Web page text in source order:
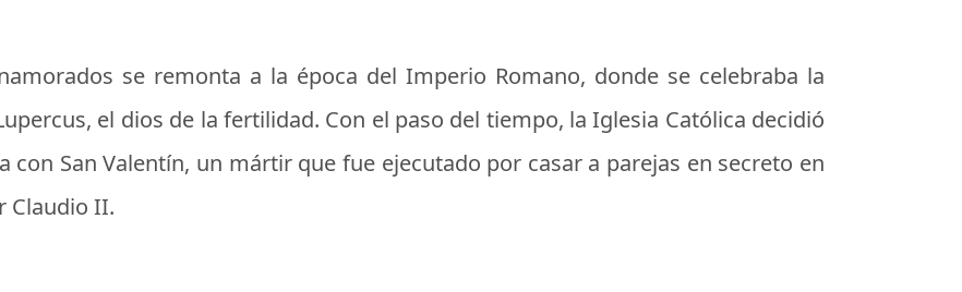
se remonta a la época del Imperio Romano, donde se celebraba la
el dios de la fertilidad. Con el paso del tiempo, la Iglesia Católica decidió
con San Valentín, un mártir que fue ejecutado por casar a parejas en secreto en
Claudio II.